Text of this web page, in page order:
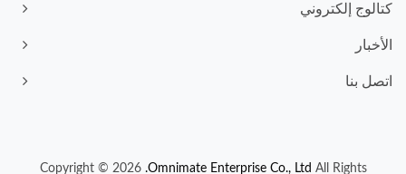
كتالوج إلكتروني
الأخبار
اتصل بنا
Copyright © 2026 Omnimate Enterprise Co., Ltd. All Rights